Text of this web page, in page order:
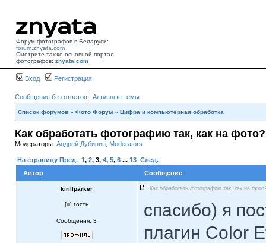
Форум фотографов в Беларуси:
forum.znyata.com
Смотрите также основной портал
фотографов: znyata.com
Вход Регистрация
Сообщения без ответов | Активные темы
Список форумов » Фото Форум » Цифра и компьютерная обработка
Как обработать фотографию так, как на фото?
Модераторы: Андрей Дубинин Moderators
На страницу Пред. 1, 2, 3, 4, 5, 6 ... 13 След.
Автор
Сообщение
kirillparker Как обработать фотографию так, как на
[ ] гость
Сообщения: 3
спасибо) я
плагин Color